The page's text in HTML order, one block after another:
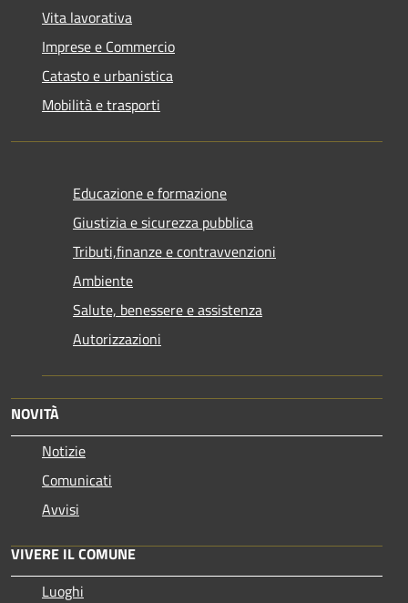
Vita lavorativa
Imprese e Commercio
Catasto e urbanistica
Mobilità e trasporti
Educazione e formazione
Giustizia e sicurezza pubblica
Tributi,finanze e contravvenzioni
Ambiente
Salute, benessere e assistenza
Autorizzazioni
NOVITÀ
Notizie
Comunicati
Avvisi
VIVERE IL COMUNE
Luoghi